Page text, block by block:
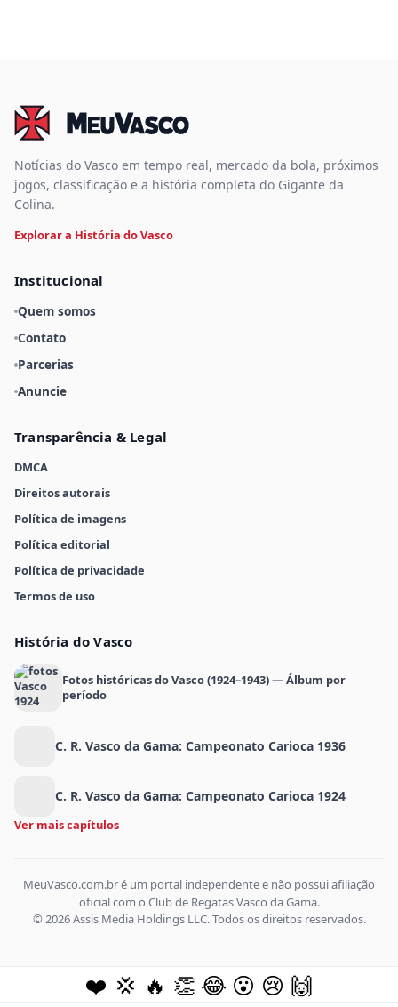
Notícias do Vasco em tempo real, mercado da bola, próximos
jogos, classificação e a história completa do Gigante da
Colina.
Explorar a História do Vasco
Institucional
Quem somos
Contato
Parcerias
Anuncie
Transparência & Legal
DMCA
Direitos autorais
Política de imagens
Política editorial
Política de privacidade
Termos de uso
História do Vasco
Fotos históricas do Vasco (1924–1943) — Álbum por
período
C. R. Vasco da Gama: Campeonato Carioca 1936
C. R. Vasco da Gama: Campeonato Carioca 1924
Ver mais capítulos
MeuVasco.com.br é um portal independente e não possui afiliação
oficial com o Club de Regatas Vasco da Gama.
© 2026 Assis Media Holdings LLC. Todos os direitos reservados.
❤️ 💢 🔥 👏 😂 😮 😢 🙌